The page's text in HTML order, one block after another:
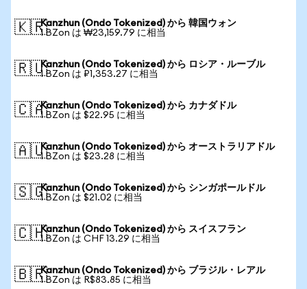
🇰🇷Kanzhun (Ondo Tokenized) から 韓国ウォン
1 BZon は ₩23,159.79 に相当
🇷🇺Kanzhun (Ondo Tokenized) から ロシア・ルーブル
1 BZon は ₽1,353.27 に相当
🇨🇦Kanzhun (Ondo Tokenized) から カナダドル
1 BZon は $22.95 に相当
🇦🇺Kanzhun (Ondo Tokenized) から オーストラリアドル
1 BZon は $23.28 に相当
🇸🇬Kanzhun (Ondo Tokenized) から シンガポールドル
1 BZon は $21.02 に相当
🇨🇭Kanzhun (Ondo Tokenized) から スイスフラン
1 BZon は CHF 13.29 に相当
🇧🇷Kanzhun (Ondo Tokenized) から ブラジル・レアル
1 BZon は R$83.85 に相当